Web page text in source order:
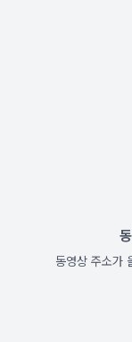
동영상 주소가